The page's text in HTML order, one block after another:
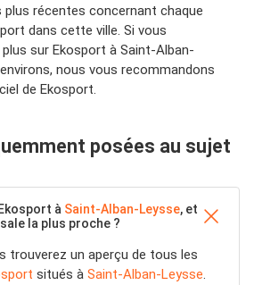
récentes concernant chaque
dans cette ville. Si vous
sur Ekosport à Saint-Alban-
nous vous recommandons
de Ekosport.
posées au sujet
à Saint-Alban-Leysse, et
la plus proche ?
trouverez un aperçu de tous les
situés à Saint-Alban-Leysse.